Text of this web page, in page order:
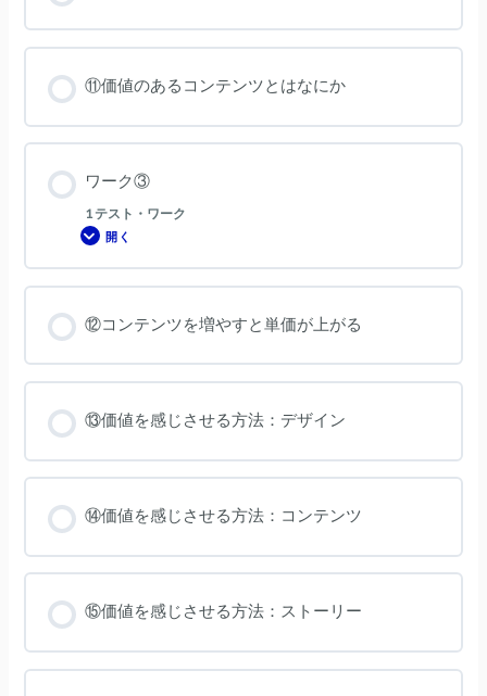
⑪価値のあるコンテンツとはなにか
ワーク③
1 テスト・ワーク
開く
ワ
ク
③
⑫コンテンツを増やすと単価が上がる
⑬価値を感じさせる方法：デザイン
⑭価値を感じさせる方法：コンテンツ
⑮価値を感じさせる方法：ストーリー